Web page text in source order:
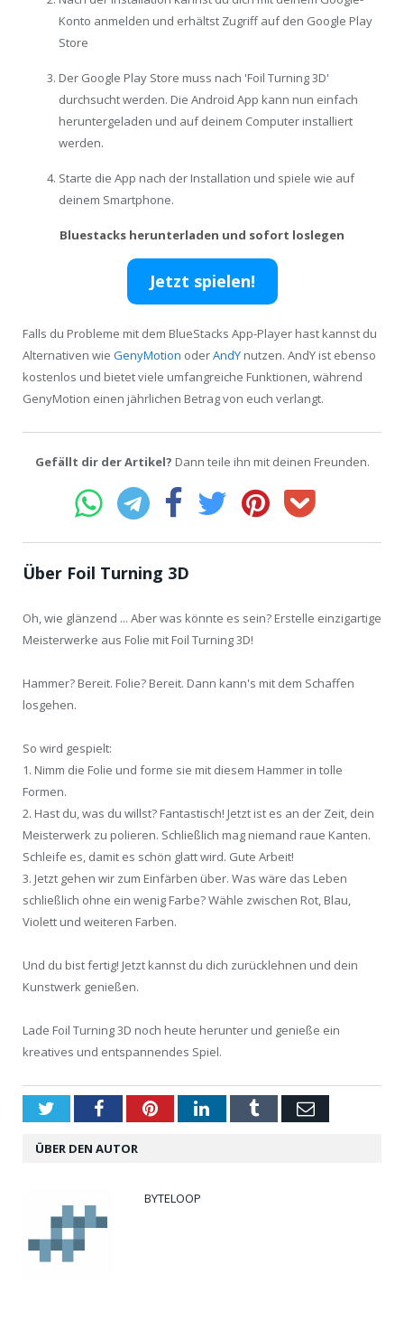
Konto anmelden und erhältst Zugriff auf den Google Play
Store
Der Google Play Store muss nach 'Foil Turning 3D'
durchsucht werden. Die Android App kann nun einfach
heruntergeladen und auf deinem Computer installiert
werden.
Starte die App nach der Installation und spiele wie auf
deinem Smartphone.
Bluestacks herunterladen und sofort loslegen
Jetzt spielen!
Falls du Probleme mit dem BlueStacks App-Player hast kannst du
Alternativen wie GenyMotion oderAndY nutzen. AndY ist ebenso
kostenlos und bietet viele umfangreiche Funktionen, während
GenyMotion einen jährlichen Betrag von euch verlangt.
Gefällt dir der Artikel? Dann teile ihn mit deinen Freunden.
Über Foil Turning 3D
Oh, wie glänzend ... Aber was könnte es sein? Erstelle einzigartige
Meisterwerke aus Folie mit Foil Turning 3D!
Hammer? Bereit. Folie? Bereit. Dann kann's mit dem Schaffen
losgehen.
So wird gespielt:
1. Nimm die Folie und forme sie mit diesem Hammer in tolle
Formen.
2. Hast du, was du willst? Fantastisch! Jetzt ist es an der Zeit, dein
Meisterwerk zu polieren. Schließlich mag niemand raue Kanten.
Schleife es, damit es schön glatt wird. Gute Arbeit!
3. Jetzt gehen wir zum Einfärben über. Was wäre das Leben
schließlich ohne ein wenig Farbe? Wähle zwischen Rot, Blau,
Violett und weiteren Farben.
Und du bist fertig! Jetzt kannst du dich zurücklehnen und dein
Kunstwerk genießen.
Lade Foil Turning 3D noch heute herunter und genieße ein
kreatives und entspannendes Spiel.
TwitterFacebookPinterestLinkedInTumblrEmail
ÜBER DEN AUTOR
BYTELOOP